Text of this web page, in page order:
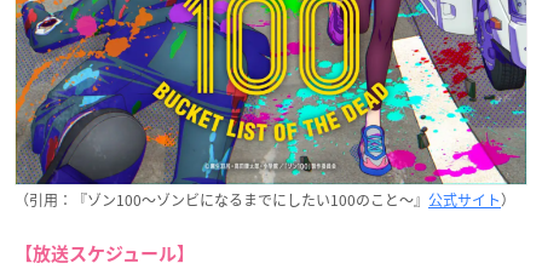
（引用：『ゾン100〜ゾンビになるまでにしたい100のこと〜』 公式サイト）
【放送スケジュール】